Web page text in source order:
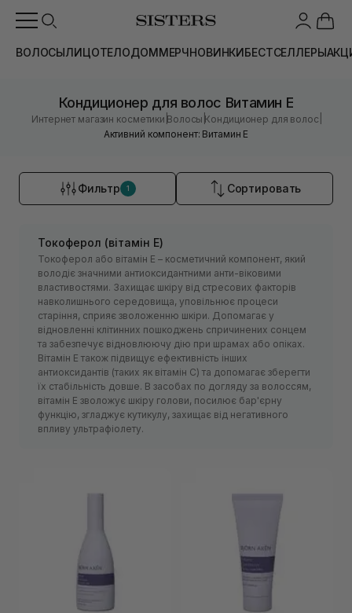
ВОЛОСЫЛИЦОТЕЛОДОММЕРЧНОВИНКИБЕСТСЕЛЛЕРЫ
Кондиционер для волос Витамин Е
Интернет магазин косметики |Волосы |Кондиционер для волос
Активний компонент: Витамин Е
Фильтр 1 Сортировать
Токоферол (вітамін Е)
Токоферол або вітамін Е – косметичний компонент, який
володіє значними антиоксидантними анти-віковими
властивостями. Захищає шкіру від стресових факторів
навколишнього середовища, уповільнює процеси
старіння, сприяє зволоженню шкіри. Допомагає у
відновленні клітинних пошкоджень спричинених сонцем
та забезпечує відновлюючу дію при шрамах або опіках.
Вітамін Е також підвищує ефективність інших
антиоксидантів (таких як вітамін С) та допомагає зберегти
їх стабільність довше. В засобах по догляду за волоссям,
вітамін Е зволожує шкіру голови, посилює бар'єрну
функцію, згладжує кутикулу, захищає від негативного
впливу ультрафіолету.